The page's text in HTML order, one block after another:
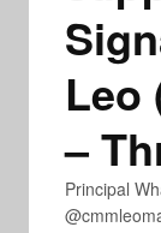
Leo
–
Principal